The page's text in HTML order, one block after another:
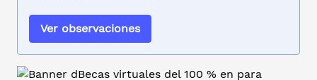
Ver observaciones